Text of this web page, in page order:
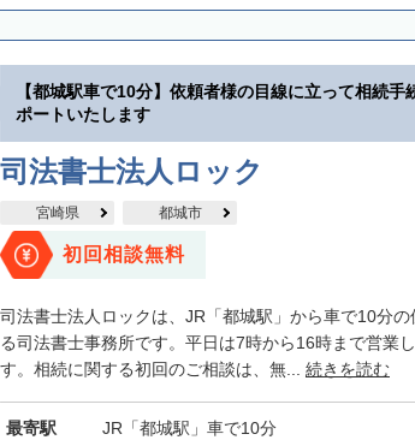
【都城駅車で10分】依頼者様の目線に立って相続手
ポートいたします
司法書士法人ロック
宮崎県 都城市
初回相談無料
司法書士法人ロックは、JR「都城駅」から車で10分の
る司法書士事務所です。平日は7時から16時まで営業
す。相続に関する初回のご相談は、無... 続きを読む
最寄駅 JR「都城駅」車で10分